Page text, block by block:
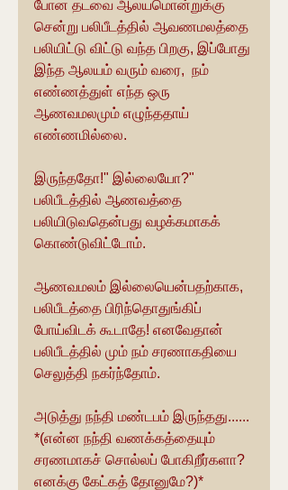
போன தடவை ஆலயமொன்றுக்கு
சென்று பலிபீடத்தில் ஆவணமலத்தை
பலியிட்டு விட்டு வந்த பிறகு, இப்போது
இந்த ஆலயம் வரும் வரை,  நம்
எண்ணத்துள் எந்த ஒரு
ஆணவமலமும் எழுந்ததாய்
எண்ணமில்லை.
இருந்ததோ!" இல்லையோ?"
பலிபீடத்தில் ஆணவத்தை
பலியிடுவதென்பது வழக்கமாகக்
கொண்டுவிட்டோம்.
ஆணவமலம் இல்லையென்பதற்காக,
பலிபீடத்தை பிரிந்தொதுங்கிப்
போய்விடக் கூடாதே! எனவேதான்
பலிபீடத்தில் மும் நம் சரணாகதியை
செலுத்தி நகர்ந்தோம்.
அடுத்து நந்தி மண்டபம் இருந்தது......
*(என்ன நந்தி வணக்கத்தையும்
சரணமாகச் சொல்லப் போகிறீர்களா?
எனக்கு கேட்கத் தோனுமே?)*